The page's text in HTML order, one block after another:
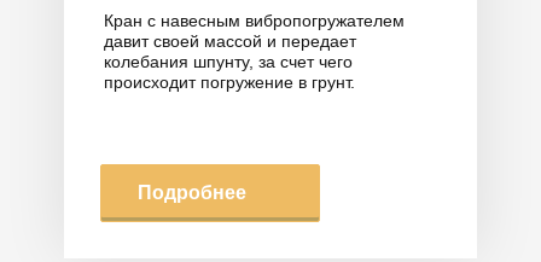
Кран с навесным вибропогружателем
давит своей массой и передает
колебания шпунту, за счет чего
происходит погружение в грунт.
Подробнее